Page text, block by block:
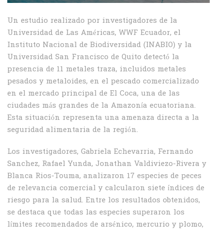
Un estudio realizado por investigadores de la
Universidad de Las Américas, WWF Ecuador, el
Instituto Nacional de Biodiversidad (INABIO) y la
Universidad San Francisco de Quito detectó la
presencia de 11 metales traza, incluidos metales
pesados y metaloides, en el pescado comercializado
en el mercado principal de El Coca, una de las
ciudades más grandes de la Amazonía ecuatoriana.
Esta situación representa una amenaza directa a la
seguridad alimentaria de la región.
Los investigadores, Gabriela Echevarria, Fernando
Sanchez, Rafael Yunda, Jonathan Valdiviezo-Rivera y
Blanca Rios-Touma, analizaron 17 especies de peces
de relevancia comercial y calcularon siete índices de
riesgo para la salud. Entre los resultados obtenidos,
se destaca que todas las especies superaron los
límites recomendados de arsénico, mercurio y plomo,